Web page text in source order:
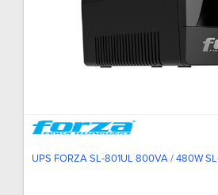
UPS FORZA SL-801UL 800VA / 480W